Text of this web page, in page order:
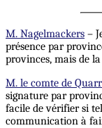
M. Nagelmackers –
présence par
provinces, mais de
M. le comte de
signature par
facile de vérifier si
communication à